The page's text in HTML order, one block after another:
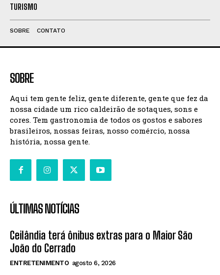
TURISMO
SOBRE CONTATO
SOBRE
Aqui tem gente feliz, gente diferente, gente que fez da
nossa cidade um rico caldeirão de sotaques, sons e
cores. Tem gastronomia de todos os gostos e sabores
brasileiros, nossas feiras, nosso comércio, nossa
história, nossa gente.
ÚLTIMAS NOTÍCIAS
Ceilândia terá ônibus extras para o Maior São
João do Cerrado
ENTRETENIMENTO agosto 6, 2026